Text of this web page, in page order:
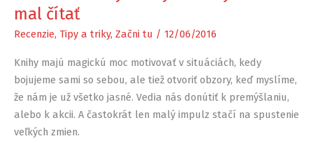
mal čítať
Recenzie, Tipy a triky, Začni tu / 12/06/2016
Knihy majú magickú moc motivovať v situáciách, kedy
bojujeme sami so sebou, ale tiež otvoriť obzory, keď myslíme,
že nám je už všetko jasné. Vedia nás donútiť k premýšlaniu,
alebo k akcii. A častokrát len malý impulz stačí na spustenie
veľkých zmien.